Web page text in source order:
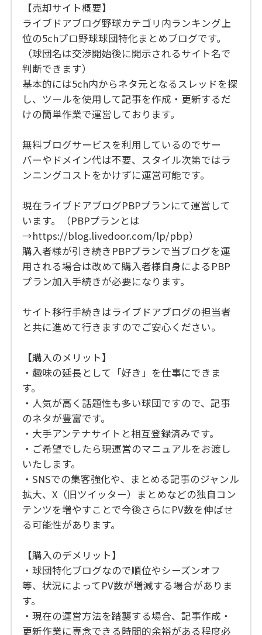
【売却サイト概要】
ライブドアブログ野球カテゴリ内ランキング上
位の5chプロ野球球団特化まとめブログです。
（球団名は交渉開始後に開示されるサイト名で
判断できます）
基本的には5ch内からネタ元となるスレッドを探
し、ツールを使用して記事を作成・更新するだ
けの簡単作業で運営しております。
無料ブログサービスを利用しているのでサー
バーやドメイン代は不要、スタイル次第ではラ
ンニングコストをかけずに運営可能です。
現在ライブドアブログPBPプランにて運営して
います。（PBPプランとは
→https://blog.livedoor.com/lp/pbp）
購入者様が引き続きPBPプランで当ブログを運
用される場合は改めて購入者様自身によるPBP
プラン加入手続きが必要になります。
サイト移行手続きはライブドアブログの担当者
と共に進めて行きますのでご安心ください。
【購入のメリット】
・趣味の延長として「好き」を仕事にできま
す。
・人気が高く話題性も多い球団ですので、記事
のネタが豊富です。
・大手アンテナサイトと相互登録済みです。
・ご希望でしたら現運営のマニュアルをお渡し
いたします。
・SNSでの集客強化や、まとめる記事のジャンル
拡大、X（旧ツイッター）まとめなどの独自コン
テンツを増やすことで今後さらにPV数を伸ばせ
る可能性があります。
【購入のデメリット】
・球団特化ブログなので順位やシーズンオフ
等、状況によってPV数が増減する場合がありま
す。
・現在の運営方法を踏襲する場合、記事作成・
更新作業に専念できる時間的余裕がある程度必